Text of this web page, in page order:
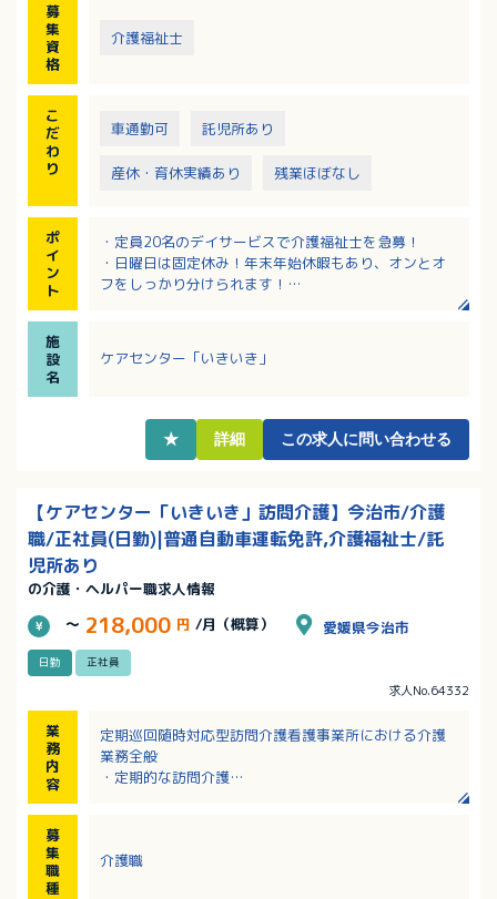
募
集
資
格
介護福祉士
こ
だ
わ
り
車通勤可 託児所あり
産休・育休実績あり 残業ほぼなし
ポ
イ
ン
ト
・定員20名のデイサービスで介護福祉士を急募！
・日曜日は固定休み！年末年始休暇もあり、オンとオ
フをしっかり分けられます！
・介護福祉士の資格手当は月1万円！その他各種手当充
実！
施
設
名
ケアセンター「いきいき」
★ 詳細 この求人に問い合わせる
【ケアセンター「いきいき」訪問介護】今治市/介護
職/正社員(日勤)|普通自動車運転免許,介護福祉士/託
児所あり
の介護・ヘルパー職求人情報
～ 218,000 円 /月（概算） 愛媛県今治市
日勤 正社員
求人No.64332
業
務
内
容
定期巡回随時対応型訪問介護看護事業所における介護
業務全般
・定期的な訪問介護
募
集
職
種
介護職